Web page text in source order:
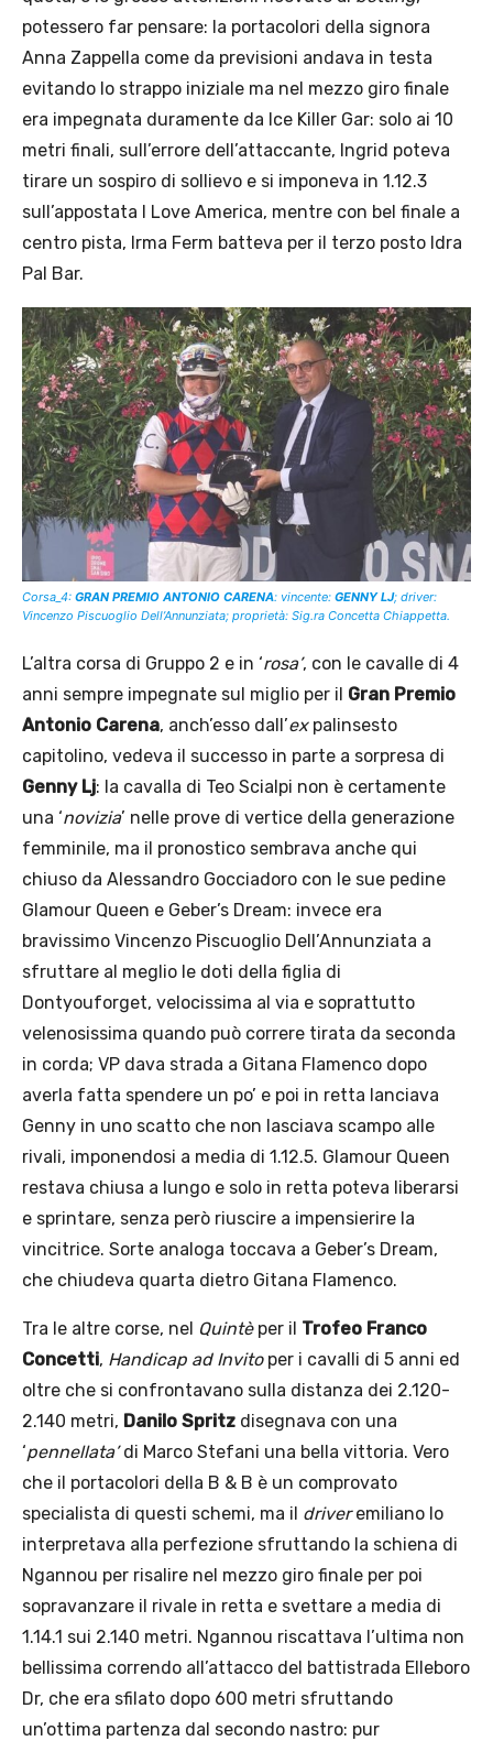
potessero far pensare: la portacolori della signora
Anna Zappella come da previsioni andava in testa
evitando lo strappo iniziale ma nel mezzo giro finale
era impegnata duramente da Ice Killer Gar: solo ai 10
metri finali, sull’errore dell’attaccante, Ingrid poteva
tirare un sospiro di sollievo e si imponeva in 1.12.3
sull’appostata I Love America, mentre con bel finale a
centro pista, Irma Ferm batteva per il terzo posto Idra
Pal Bar.
Corsa_4: GRAN PREMIO ANTONIO CARENA: vincente: GENNY LJ; driver:
Vincenzo Piscuoglio Dell’Annunziata; proprietà: Sig.ra Concetta Chiappetta.
L’altra corsa di Gruppo 2 e in ‘rosa’, con le cavalle di 4
anni sempre impegnate sul miglio per il Gran Premio
Antonio Carena, anch’esso dall’expalinsesto
capitolino, vedeva il successo in parte a sorpresa di
Genny Lj: la cavalla di Teo Scialpi non è certamente
una ‘novizia’ nelle prove di vertice della generazione
femminile, ma il pronostico sembrava anche qui
chiuso da Alessandro Gocciadoro con le sue pedine
Glamour Queen e Geber’s Dream: invece era
bravissimo Vincenzo Piscuoglio Dell’Annunziata a
sfruttare al meglio le doti della figlia di
Dontyouforget, velocissima al via e soprattutto
velenosissima quando può correre tirata da seconda
in corda; VP dava strada a Gitana Flamenco dopo
averla fatta spendere un po’ e poi in retta lanciava
Genny in uno scatto che non lasciava scampo alle
rivali, imponendosi a media di 1.12.5. Glamour Queen
restava chiusa a lungo e solo in retta poteva liberarsi
e sprintare, senza però riuscire a impensierire la
vincitrice. Sorte analoga toccava a Geber’s Dream,
che chiudeva quarta dietro Gitana Flamenco.
Tra le altre corse, nel Quintèper il Trofeo Franco
Concetti, Handicap ad Invitoper i cavalli di 5 anni ed
oltre che si confrontavano sulla distanza dei 2.120-
2.140 metri, Danilo Spritz disegnava con una
‘pennellata’di Marco Stefani una bella vittoria. Vero
che il portacolori della B & B è un comprovato
specialista di questi schemi, ma il driveremiliano lo
interpretava alla perfezione sfruttando la schiena di
Ngannou per risalire nel mezzo giro finale per poi
sopravanzare il rivale in retta e svettare a media di
1.14.1 sui 2.140 metri. Ngannou riscattava l’ultima non
bellissima correndo all’attacco del battistrada Elleboro
Dr, che era sfilato dopo 600 metri sfruttando
un’ottima partenza dal secondo nastro: pur